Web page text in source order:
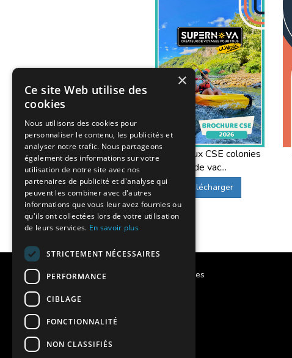
Offres aux CSE colonies
de vac...
Télécharger
Calendrier des vacances scolaires
Notre histoire
Notre engagement
Charte qualité
×
Ce site Web utilise des
cookies
Nous utilisons des cookies pour
personnaliser le contenu, les publicités et
analyser notre trafic. Nous partageons
également des informations sur votre
utilisation de notre site avec nos
partenaires de publicité et d'analyse qui
peuvent les combiner avec d'autres
informations que vous leur avez fournies ou
qu'ils ont collectées lors de votre utilisation
de leurs services. En savoir plus
STRICTEMENT NÉCESSAIRES
PERFORMANCE
CIBLAGE
FONCTIONNALITÉ
NON CLASSIFIÉS